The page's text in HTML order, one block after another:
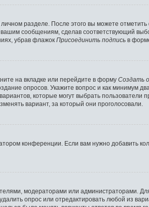
разделе. После этого вы можете
сообщениям, сделав соответствующий
убрав флажок Присоединить подпись в
на вкладке или перейдите в форму Создать
опросов. Укажите вопрос и как минимум
которые могут выбрать
вариант, за который они проголосовали.
конференции. Если вам нужно добавить
модераторами или администраторами.
опрос или отредактировать любой из